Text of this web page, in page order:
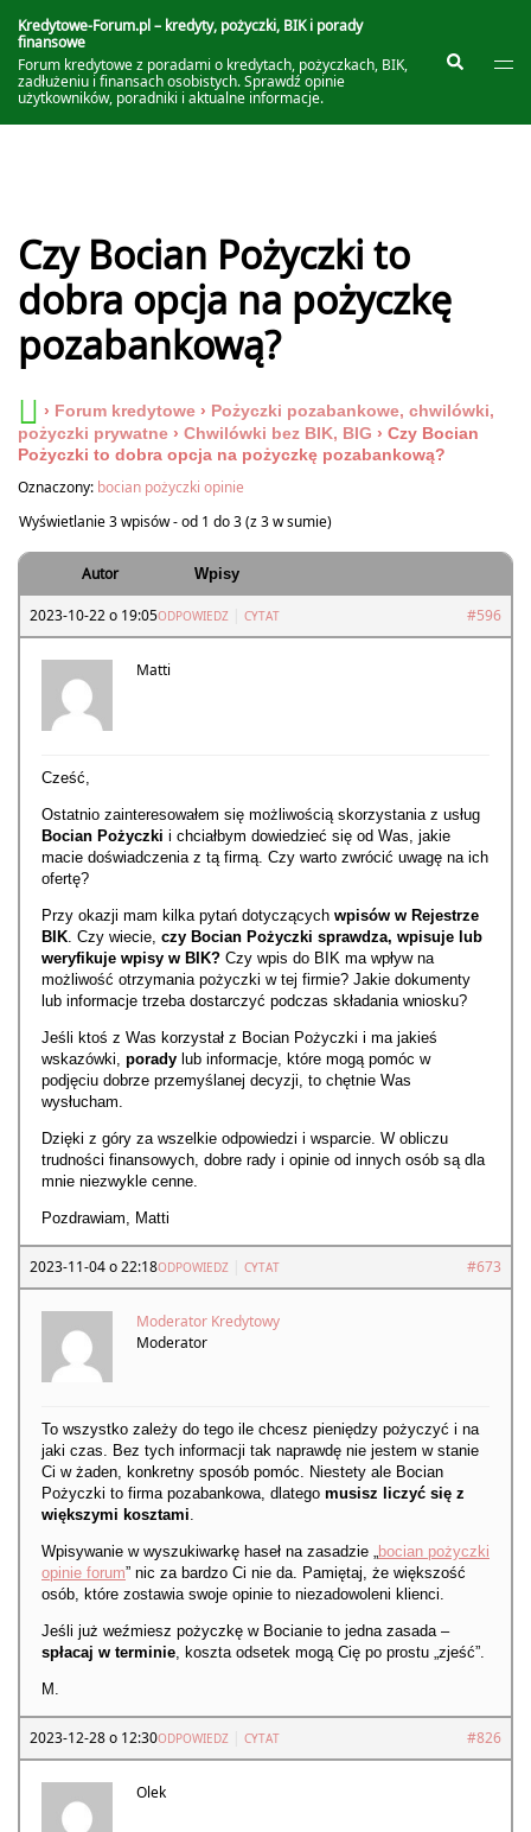
do
treści
Kredytowe-Forum.pl – kredyty, pożyczki, BIK i porady
finansowe
Forum kredytowe z poradami o kredytach, pożyczkach, BIK,
zadłużeniu i finansach osobistych. Sprawdź opinie
użytkowników, poradniki i aktualne informacje.
Szukaj
Czy Bocian Pożyczki to
dobra opcja na pożyczkę
pozabankową?
› Forum kredytowe › Pożyczki pozabankowe, chwilówki,
pożyczki prywatne › Chwilówki bez BIK, BIG › Czy Bocian
Pożyczki to dobra opcja na pożyczkę pozabankową?
Oznaczony: bocian pożyczki opinie
Wyświetlanie 3 wpisów - od 1 do 3 (z 3 w sumie)
Autor Wpisy
2023-10-22 o 19:05 #596
ODPOWIEDZ CYTAT
Matti
Cześć,
Ostatnio zainteresowałem się możliwością skorzystania z usług
Bocian Pożyczki i chciałbym dowiedzieć się od Was, jakie
macie doświadczenia z tą firmą. Czy warto zwrócić uwagę na ich
ofertę?
Przy okazji mam kilka pytań dotyczących wpisów w Rejestrze
BIK. Czy wiecie, czy Bocian Pożyczki sprawdza, wpisuje lub
weryfikuje wpisy w BIK? Czy wpis do BIK ma wpływ na
możliwość otrzymania pożyczki w tej firmie? Jakie dokumenty
lub informacje trzeba dostarczyć podczas składania wniosku?
Jeśli ktoś z Was korzystał z Bocian Pożyczki i ma jakieś
wskazówki, porady lub informacje, które mogą pomóc w
podjęciu dobrze przemyślanej decyzji, to chętnie Was
wysłucham.
Dzięki z góry za wszelkie odpowiedzi i wsparcie. W obliczu
trudności finansowych, dobre rady i opinie od innych osób są dla
mnie niezwykle cenne.
Pozdrawiam, Matti
2023-11-04 o 22:18 #673
ODPOWIEDZ CYTAT
Moderator Kredytowy
Moderator
To wszystko zależy do tego ile chcesz pieniędzy pożyczyć i na
jaki czas. Bez tych informacji tak naprawdę nie jestem w stanie
Ci w żaden, konkretny sposób pomóc. Niestety ale Bocian
Pożyczki to firma pozabankowa, dlatego musisz liczyć się z
większymi kosztami.
Wpisywanie w wyszukiwarkę haseł na zasadzie „bocian pożyczki
opinie forum” nic za bardzo Ci nie da. Pamiętaj, że większość
osób, które zostawia swoje opinie to niezadowoleni klienci.
Jeśli już weźmiesz pożyczkę w Bocianie to jedna zasada –
spłacaj w terminie, koszta odsetek mogą Cię po prostu „zjeść”.
M.
2023-12-28 o 12:30 #826
ODPOWIEDZ CYTAT
Olek